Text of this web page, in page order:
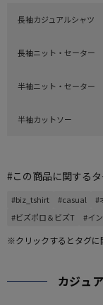
長袖カジュアルシャツ
長袖ニット・セーター
半袖ニット・セーター
半袖カットソー
#この商品に関する
#biz_tshirt #casual
#
#ビズポロ＆ビズT
#イ
※クリックするとタグに
カジュ